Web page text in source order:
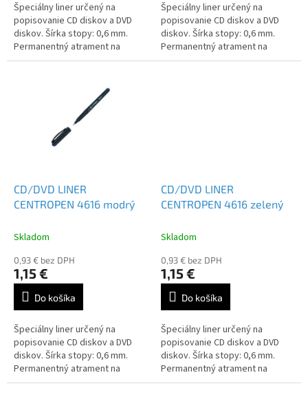
Špeciálny liner určený na
popisovanie CD diskov a DVD
diskov. Šírka stopy: 0,6 mm.
Permanentný atrament na
alkoholovej báze.
Špeciálny liner určený na
popisovanie CD diskov a DVD
diskov. Šírka stopy: 0,6 mm.
Permanentný atrament na
alkoholovej báze.
CD/DVD LINER
CENTROPEN 4616 modrý
Skladom
0,93 € bez DPH
1,15 €
Do košíka
Špeciálny liner určený na
popisovanie CD diskov a DVD
diskov. Šírka stopy: 0,6 mm.
Permanentný atrament na
alkoholovej báze.
CD/DVD LINER
CENTROPEN 4616 zelený
Skladom
0,93 € bez DPH
1,15 €
Do košíka
Špeciálny liner určený na
popisovanie CD diskov a DVD
diskov. Šírka stopy: 0,6 mm.
Permanentný atrament na
alkoholovej báze.